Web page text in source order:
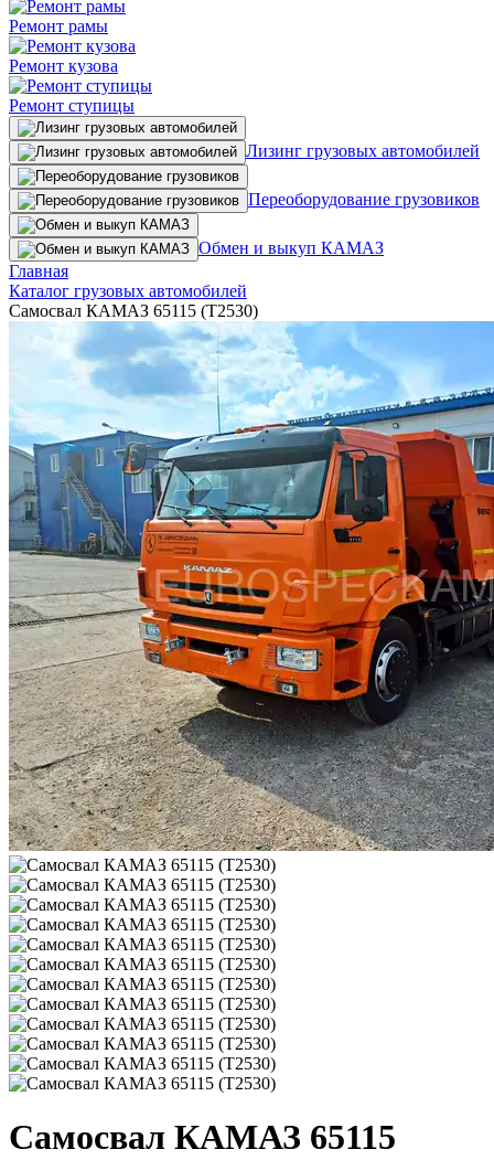
Ремонт рамы
Ремонт кузова
Ремонт ступицы
Лизинг грузовых автомобилей
Переоборудование грузовиков
Обмен и выкуп КАМАЗ
Главная
Каталог грузовых автомобилей
Самосвал КАМАЗ 65115 (Т2530)
Самосвал КАМАЗ 65115